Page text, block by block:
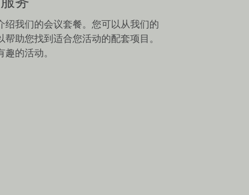
我们的会议套餐。您可以从我们的
助您找到适合您活动的配套项目。
的活动。